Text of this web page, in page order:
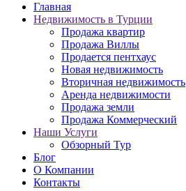
Главная
Недвижимость в Турции
Продажа квартир
Продажа Виллы
Продается пентхаус
Новая недвижимость
Вторичная недвижимость
Аренда недвижимости
Продажа земли
Продажа Коммерческий
Наши Услуги
Обзорный Тур
Блог
О Компании
Контакты